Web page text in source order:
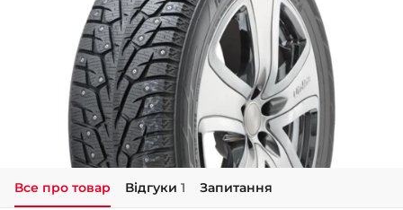
+38 (067) 911-14-14
- на Щепкіна
+38 (098) 911-911-0
- на Тополі
+38 (098) 911-911-4
- на Калиновій
+38 (077) 7-184-184
- Донецьке шосе
+38 (050)-911-911-2
Все про товар Відгуки 1 Запитання